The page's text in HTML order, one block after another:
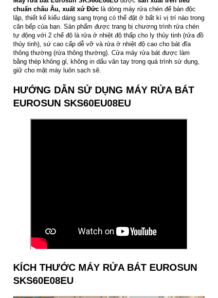
chuẩn châu Âu, xuất xứ Đức là dòng máy rửa chén để bàn độc
lập, thiết kế kiểu dáng sang trọng có thể đặt ở bất kì vị trí nào trong
căn bếp của bạn. Sản phẩm được trang bị chương trình rửa chén
tự động với 2 chế độ là rửa ở nhiệt độ thấp cho ly thủy tinh (rửa đồ
thủy tinh), sứ cao cấp dễ vỡ và rửa ở nhiệt độ cao cho bát đĩa
thông thường (rửa thông thường). Cửa máy rửa bát được làm
bằng thép không gỉ, không in dấu vân tay trong quá trình sử dụng,
giữ cho mặt máy luôn sạch sẽ.
HƯỚNG DẪN SỬ DỤNG MÁY RỬA BÁT
EUROSUN SKS60EU08EU
KÍCH THƯỚC MÁY RỬA BÁT EUROSUN
SKS60E08EU